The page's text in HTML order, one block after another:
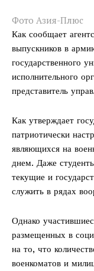
Фото Азия-Плюс
Как сообщает
выпускников в
государственного
исполнительного
представитель
Как утверждает
патриотически
являющихся на
днем. Даже
текущие и
служить в рядах
Однако
размещенных в
на то, что
военкоматов и